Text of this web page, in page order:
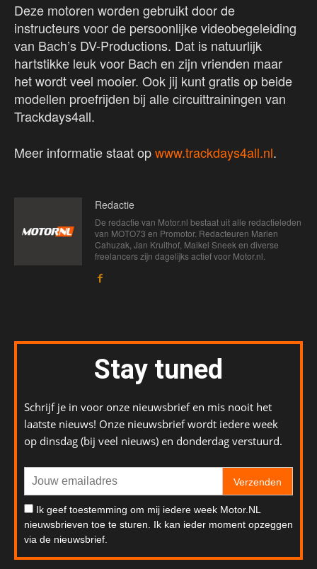
Deze motoren worden gebruikt door de
instructeurs voor de persoonlijke videobegeleiding
van Bach’s DV-Productions. Dat is natuurlijk
hartstikke leuk voor Bach en zijn vrienden maar
het wordt veel mooier. Ook jij kunt gratis op beide
modellen proefrijden bij alle circuittrainingen van
Trackdays4all.
Meer informatie staat opwww.trackdays4all.nl.
Redactie
De redactie van Motor.nl bestaat uit alle redactieleden
van MOTO73 en Promotor. Redacteuren Marien
Cahuzak, Jan Kruithof, Maikel Sneek en diverse
freelancers zijn dagelijks actief voor Motor.nl.
Stay tuned
Schrijf je in voor onze nieuwsbrief en mis nooit het
laatste nieuws! Onze nieuwsbrief wordt iedere week
op dinsdag (bij veel nieuws) en donderdag verstuurd.
Verzenden
Ik geef toestemming om mij iedere week Motor.NL
nieuwsbrieven toe te sturen. Ik kan ieder moment opzeggen
via de nieuwsbrief.